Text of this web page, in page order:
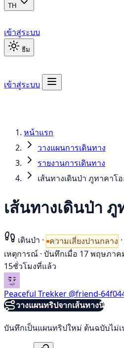
TH
เข้าสู่ระบบ
ธีม
เข้าสู่ระบบ
หน้าแรก
วางแผนการเดินทาง
รายงานการเดินทาง
เส้นทางเดินป่า ภูทาคาโอ
เส้นทางเดินป่า ภู
เดินป่า · ความเสี่ยงปานกลาง ·
เหตุการณ์ · บันทึกเมื่อ 17 พฤษภาค
15ชั่วโมงที่แล้ว
Peaceful Trekker @friend-
วางแผนทริปจากเส้นทางนี้
บันทึกเป็นแผนทริปใหม่ ต้นฉบับไม่เ